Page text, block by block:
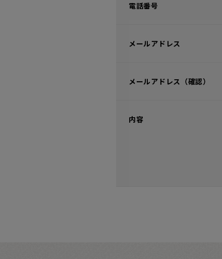
電話番号
メールアドレス
メールアドレス（確認）
内容